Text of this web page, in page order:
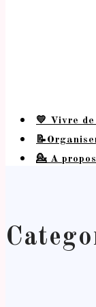
💛 Vivre
💁 A propos